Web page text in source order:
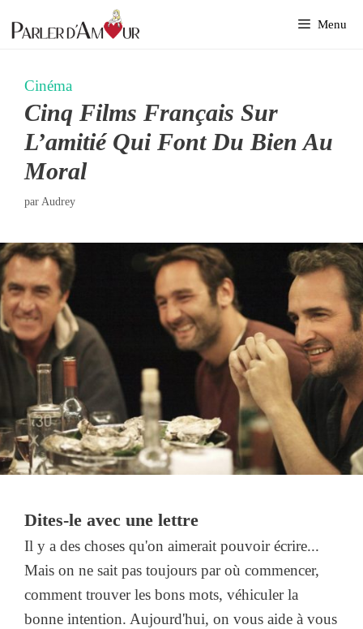
au
Menu
Cinéma
Cinq Films Français Sur
L’amitié Qui Font Du Bien Au
Moral
par Audrey
Dites-le avec une lettre
Il y a des choses qu'on aimerait pouvoir écrire...
Mais on ne sait pas toujours par où commencer,
comment trouver les bons mots, véhiculer la
bonne intention. Aujourd'hui, on vous aide à vous